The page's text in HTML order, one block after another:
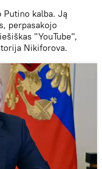
Putino kalba. Ją
perpasakojo
"YouTube",
Nikiforova.